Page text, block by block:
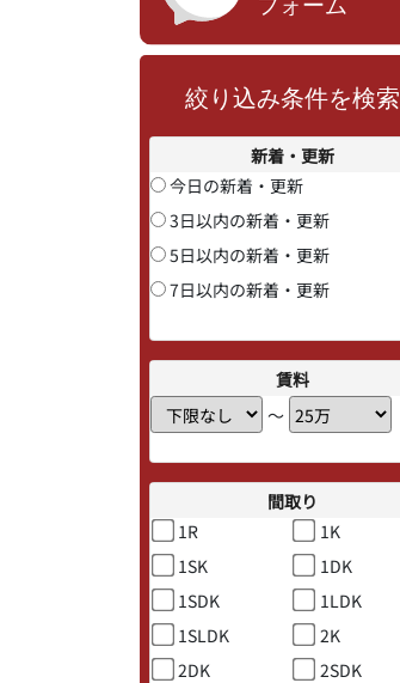
絞り込み条件を検索
新着・更新
今日の新着・更新
3日以内の新着・更新
5日以内の新着・更新
7日以内の新着・更新
賃料
〜
間取り
1R
1K
1SK
1DK
1SDK
1LDK
1SLDK
2K
2DK
2SDK